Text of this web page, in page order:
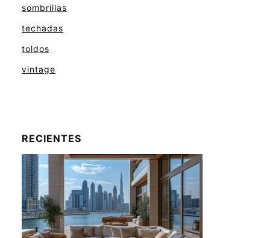
sombrillas
techadas
toldos
vintage
RECIENTES